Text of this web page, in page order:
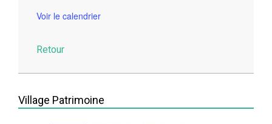
Voir le calendrier
Retour
2026-
20
Village Patrimoine